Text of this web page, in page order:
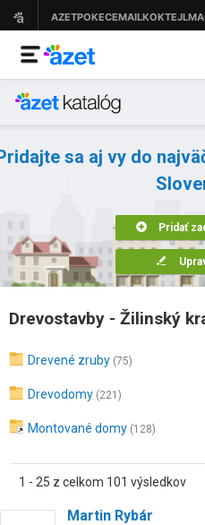
sa aj vy do
Pridať
Drevostavby - Žilinský
Drevené zruby (75)
Drevodomy (221)
Montované domy (128)
1 - 25 z celkom 101 výsledkov
Martin Rybár